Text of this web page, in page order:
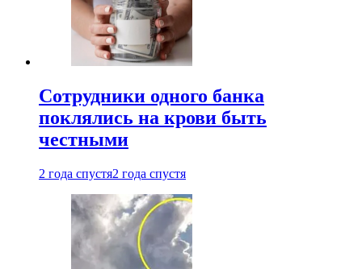
Сотрудники одного банка
поклялись на крови быть
честными
2 года спустя2 года спустя